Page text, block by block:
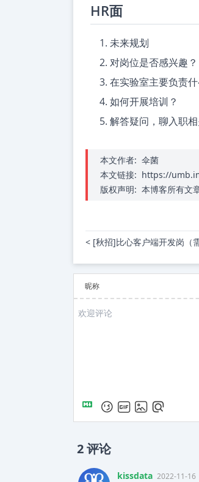
HR面
未来规划
对岗位是否感兴趣？
在实验室主要负责什
如何开展培训？
解答疑问，聊入职
本文作者: 伞菌
本文链接: https://
版权声明: 本博客所有文
< [秋招]比心客户端开发岗（
昵称
2评论
kissdata 2022-11-16